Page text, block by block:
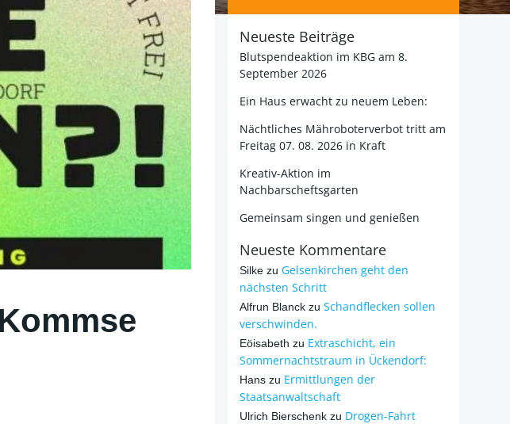
Neueste Beiträge
Blutspendeaktion im KBG am 8.
September 2026
Ein Haus erwacht zu neuem Leben:
Nächtliches Mähroboterverbot tritt am
Freitag 07. 08. 2026 in Kraft
Kreativ-Aktion im
Nachbarscheftsgarten
Gemeinsam singen und genießen
Neueste Kommentare
Silke zu Gelsenkirchen geht den
nächsten Schritt
Alfrun Blanck zu Schandflecken sollen
verschwinden.
Eöisabeth zu Extraschicht, ein
Sommernachtstraum in Ückendorf:
Hans zu Ermittlungen der
Staatsanwaltschaft
Ulrich Bierschenk zu Drogen-Fahrt